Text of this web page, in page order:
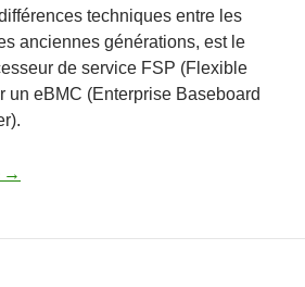
techniques entre les
anciennes générations, est le
de service FSP (Flexible
un eBMC (Enterprise Baseboard
Power10 et eBMC (Enterprise
→